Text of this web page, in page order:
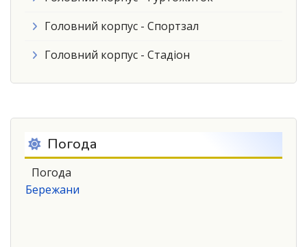
Головний корпус - Спортзал
Головний корпус - Стадіон
Погода
Погода
Бережани